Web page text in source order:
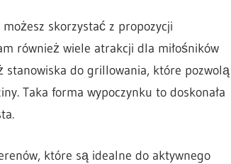
skorzystać z propozycji
również wiele atrakcji dla miłośników
stanowiska do grillowania, które pozwolą
Taka forma wypoczynku to doskonała
które są idealne do aktywnego